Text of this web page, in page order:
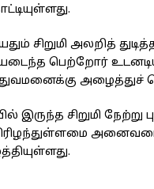
சிறுமி அலறித்
பெற்றோர்
இருந்த சிறுமி நேற்று